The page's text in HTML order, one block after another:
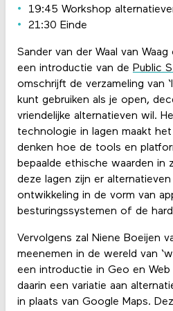
19:45 Workshop
21:30 Einde
Sander van der Waal van
een introductie van de Public
omschrijft de verzameling van
kunt gebruiken als je open,
vriendelijke alternatieven wil.
technologie in lagen maakt
denken hoe de tools en
bepaalde ethische waarden in
deze lagen zijn er
ontwikkeling in de vorm van
besturingssystemen of de
Vervolgens zal Niene Boeijen
meenemen in de wereld van
een introductie in Geo en
daarin een variatie aan
in plaats van Google Maps.